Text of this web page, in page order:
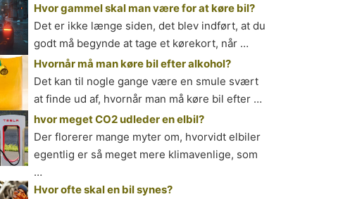
Hvor gammel skal man være for at køre bil?
Det er ikke længe siden, det blev indført, at du
godt må begynde at tage et kørekort, når …
Hvornår må man køre bil efter alkohol?
Det kan til nogle gange være en smule svært
at finde ud af, hvornår man må køre bil efter …
hvor meget CO2 udleder en elbil?
Der florerer mange myter om, hvorvidt elbiler
egentlig er så meget mere klimavenlige, som
…
Hvor ofte skal en bil synes?